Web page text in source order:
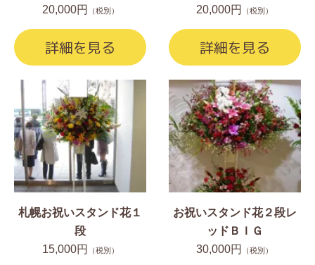
20,000円 （税別）
詳細を見る
20,000円 （税別）
詳細を見る
札幌お祝いスタンド花１
段
15,000円
（税別）
お祝いスタンド花２段レ
ッドＢＩＧ
30,000円
（税別）